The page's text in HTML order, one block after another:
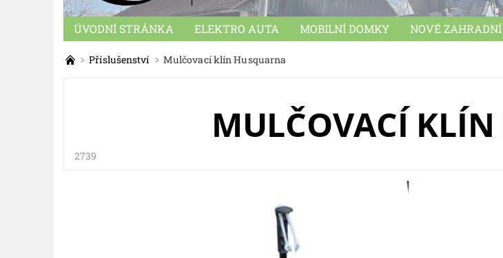
ÚVODNÍ STRÁNKA ELEKTRO AUTA MOBILNÍ DOMKY NOVÉ
NÁHRADNÍ DÍLY
MALOTRAKTORY
Příslušenství Mulčovací klín Husquarna
MULČOVACÍ
2739